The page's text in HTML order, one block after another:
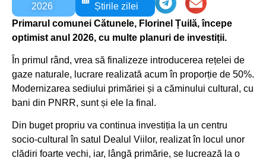
2026
Știrile zilei
Primarul comunei Cătunele, Florinel Țuilă, începe
optimist anul 2026, cu multe planuri de investiții.
În primul rând, vrea să finalizeze introducerea rețelei de
gaze naturale, lucrare realizată acum în proporție de 50%.
Modernizarea sediului primăriei și a căminului cultural, cu
bani din PNRR, sunt și ele la final.
Din buget propriu va continua investiția la un centru
socio-cultural în satul Dealul Viilor, realizat în locul unor
clădiri foarte vechi, iar, lângă primărie, se lucrează la o